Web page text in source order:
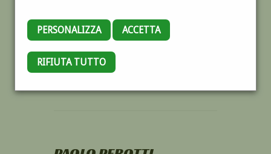
PERSONALIZZA ACCETTA
RIFIUTA TUTTO